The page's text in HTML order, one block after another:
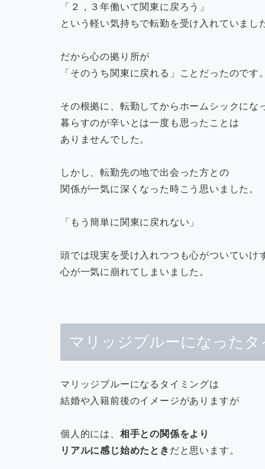
「２，３年働いて関東に戻ろう」
という軽い気持ちで転勤を受け入れていまし
だから心の拠り所が
「そのうち関東に戻れる」ことだったのです
その根拠に、転勤してからホームシックにな
暮らすのが辛いとは一度も思ったことは
ありませんでした。
しかし、転勤先の地で出会った方との
関係が一気に深くなった時こう思いました。
「もう簡単に関東に戻れない」
頭では現実を受け入れつつも心がついていけ
心が一気に崩れてしまいました。
マリッジブルーになった
マリッジブルーになるタイミングは
結婚や入籍前後のイメージがありますが
個人的には、 相手との関係をより
リアルに感じ始めたとき だと思います。